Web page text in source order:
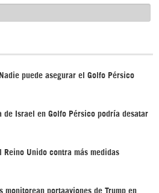
puede asegurar el Golfo Pérsico
de Israel en Golfo Pérsico podría desatar
Reino Unido contra más medidas
monitorean portaaviones de Trump en